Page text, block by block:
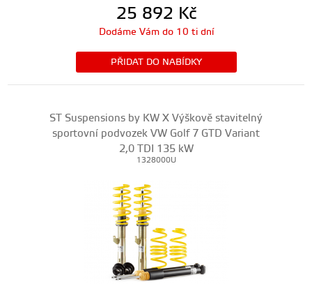
25 892 Kč
Dodáme Vám do 10 ti dní
PŘIDAT DO NABÍDKY
ST Suspensions by KW X Výškově stavitelný
sportovní podvozek VW Golf 7 GTD Variant
2,0 TDI 135 kW
1328000U